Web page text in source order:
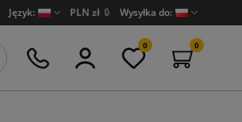
Język: PLN zł 🔒 Wysyłka do:
0 0